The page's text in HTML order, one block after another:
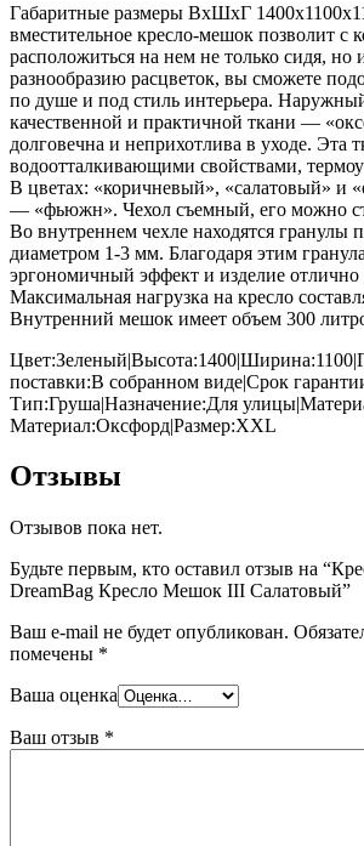
Габаритные размеры ВхШхГ
вместительное кресло-мешок позволит с
расположиться на нем не только сидя, но
разнообразию расцветок, вы сможете
по душе и под стиль интерьера.
качественной и практичной ткани —
долговечна и неприхотлива в уходе. Эта
водоотталкивающими свойствами,
В цветах: «коричневый», «салатовый» и
— «фьюжн». Чехол съемный, его можно
Во внутреннем чехле находятся гранулы
диаметром 1-3 мм. Благодаря этим
эргономичный эффект и изделие
Максимальная нагрузка на кресло
Внутренний мешок имеет объем 300
поставки:В собранном виде|Срок
Тип:Груша|Назначение:Для
Материал:Оксфорд|Размер:XXL
Отзывы
Отзывов пока нет.
Будьте первым, кто оставил отзыв на
DreamBag Кресло Мешок III Салатовый”
Ваш e-mail не будет опубликован.
помечены *
Ваша оценка
Ваш отзыв *